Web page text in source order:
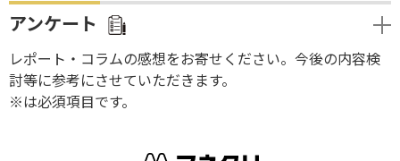
アンケート
レポート・コラムの感想をお寄せください。今後の内容検
討等に参考にさせていただきます。
※は必須項目です。